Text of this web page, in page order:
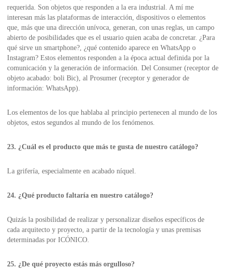
requerida. Son objetos que responden a la era industrial. A mí me
interesan más las plataformas de interacción, dispositivos o elementos
que, más que una dirección unívoca, generan, con unas reglas, un campo
abierto de posibilidades que es el usuario quien acaba de concretar. ¿Para
qué sirve un smartphone?, ¿qué contenido aparece en WhatsApp o
Instagram? Estos elementos responden a la época actual definida por la
comunicación y la generación de información. Del Consumer (receptor de
objeto acabado: boli Bic), al Prosumer (receptor y generador de
información: WhatsApp).
Los elementos de los que hablaba al principio pertenecen al mundo de los
objetos, estos segundos al mundo de los fenómenos.
23. ¿Cuál es el producto que más te gusta de nuestro catálogo?
La grifería, especialmente en acabado níquel.
24. ¿Qué producto faltaría en nuestro catálogo?
Quizás la posibilidad de realizar y personalizar diseños específicos de
cada arquitecto y proyecto, a partir de la tecnología y unas premisas
determinadas por ICÓNICO.
25. ¿De qué proyecto estás más orgulloso?